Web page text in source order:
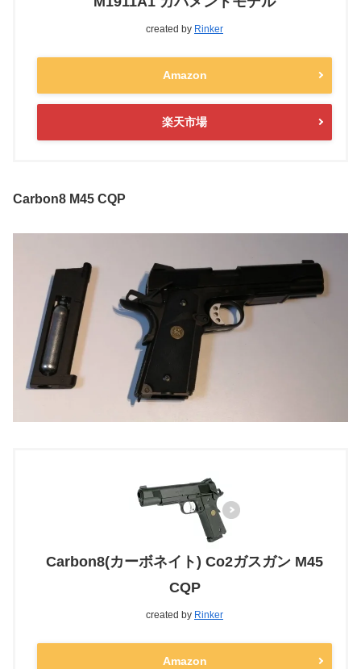
created by Rinker
Amazon
楽天市場
Carbon8 M45 CQP
Carbon8(カーボネイト) Co2ガスガン M45
CQP
created by Rinker
Amazon